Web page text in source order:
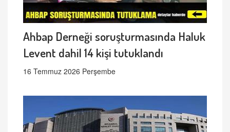
Ahbap Derneği soruşturmasında Haluk
Levent dahil 14 kişi tutuklandı
16 Temmuz 2026 Perşembe